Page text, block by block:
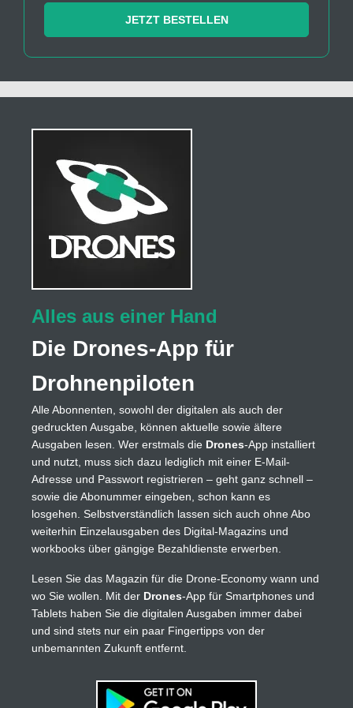
JETZT BESTELLEN
Alles aus einer Hand
Die Drones-App für
Drohnenpiloten
Alle Abonnenten, sowohl der digitalen als auch der
gedruckten Ausgabe, können aktuelle sowie ältere
Ausgaben lesen. Wer erstmals die Drones-App installiert
und nutzt, muss sich dazu lediglich mit einer E-Mail-
Adresse und Passwort registrieren – geht ganz schnell –
sowie die Abonummer eingeben, schon kann es
losgehen. Selbstverständlich lassen sich auch ohne Abo
weiterhin Einzelausgaben des Digital-Magazins und
workbooks über gängige Bezahldienste erwerben.
Lesen Sie das Magazin für die Drone-Economy wann und
wo Sie wollen. Mit der Drones-App für Smartphones und
Tablets haben Sie die digitalen Ausgaben immer dabei
und sind stets nur ein paar Fingertipps von der
unbemannten Zukunft entfernt.